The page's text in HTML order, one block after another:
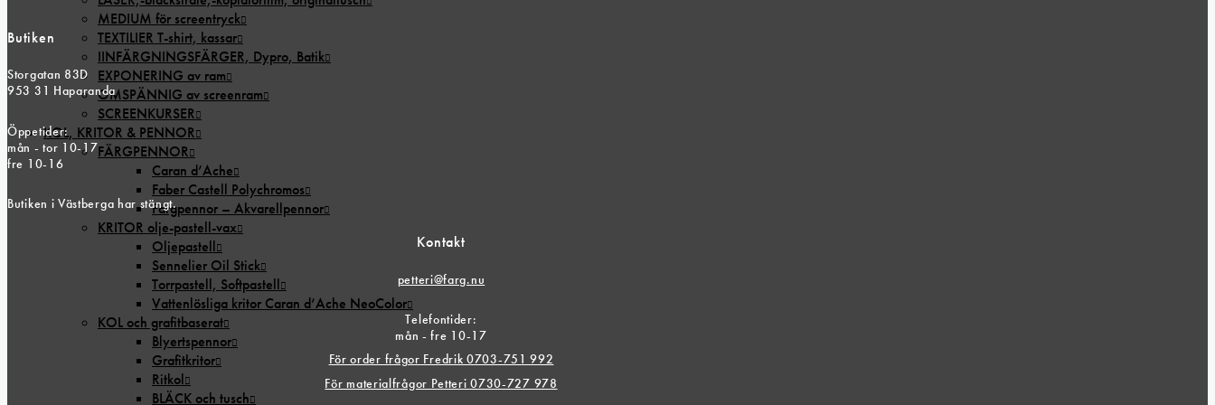
MEDIUM för screentryck
TEXTILIER T-shirt, kassar
IINFÄRGNINGSFÄRGER, Dypro, Batik
EXPONERING av ram
OMSPÄNNIG av screenram
SCREENKURSER
KOL, KRITOR & PENNOR
FÄRGPENNOR
Caran d’Ache
Faber Castell Polychromos
Färgpennor – Akvarellpennor
KRITOR olje-pastell-vax
Oljepastell
Sennelier Oil Stick
Torrpastell, Softpastell
Vattenlösliga kritor Caran d’Ache NeoColor
KOL och grafitbaserat
Blyertspennor
Grafitkritor
Ritkol
BLÄCK och tusch
Butiken
Storgatan 83D
953 31 Haparanda
Öppetider:
mån - tor 10-17
fre 10-16
Butiken i Västberga har stängt.
Kontakt
petteri@farg.nu
Telefontider:
mån - fre 10-17
För order frågor Fredrik 0703-751 992
För materialfrågor Petteri 0730-727 978